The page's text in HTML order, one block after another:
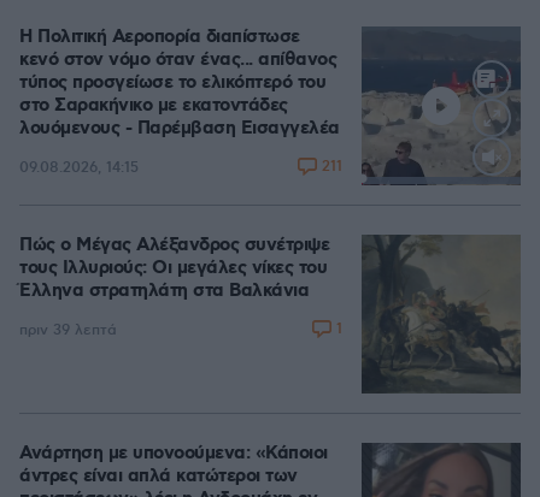
Loaded
Η Πολιτική Αεροπορία διαπίστωσε
κενό στον νόμο όταν ένας... απίθανος
τύπος προσγείωσε το ελικόπτερό του
στο Σαρακήνικο με εκατοντάδες
λουόμενους - Παρέμβαση Εισαγγελέα
09.08.2026, 14:15 211
Πώς ο Μέγας Αλέξανδρος συνέτριψε
τους Ιλλυριούς: Οι μεγάλες νίκες του
Έλληνα στρατηλάτη στα Βαλκάνια
πριν 39 λεπτά 1
Ανάρτηση με υπονοούμενα: «Κάποιοι
άντρες είναι απλά κατώτεροι των